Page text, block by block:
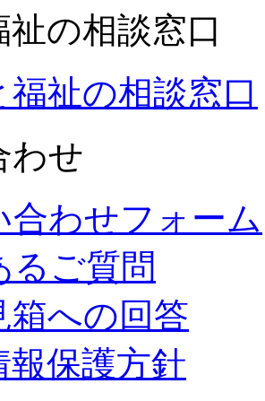
祉の相談窓口
福祉の相談窓口
わせ
合わせフォーム
るご質問
箱への回答
報保護方針